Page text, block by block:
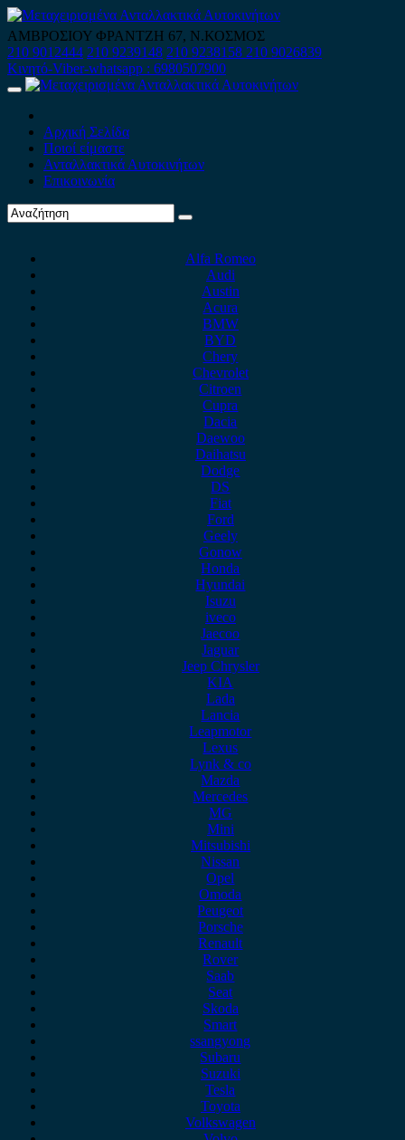
Skip
to
content
ΑΜΒΡΟΣΙΟΥ ΦΡΑΝΤΖΗ 67, Ν.ΚΟΣΜΟΣ
210 9012444 210 9239148 210 9238158 210 9026839
Κινητό-Viber-whatsapp : 6980507900
Primary
Αρχική Σελίδα
Ποιοί είμαστε
Ανταλλακτικά Αυτοκινήτων
Επικοινωνία
Alfa Romeo
Audi
Austin
Acura
BMW
BYD
Chery
Chevrolet
Citroen
Cupra
Dacia
Daewoo
Daihatsu
Dodge
DS
Fiat
Ford
Geely
Gonow
Honda
Hyundai
Isuzu
iveco
Jaecoo
Jaguar
Jeep Chrysler
KIA
Lada
Lancia
Leapmotor
Lexus
Lynk & co
Mazda
Mercedes
MG
Mini
Mitsubishi
Nissan
Opel
Omoda
Peugeot
Porsche
Renault
Rover
Saab
Seat
Skoda
Smart
ssangyong
Subaru
Suzuki
Tesla
Toyota
Volkswagen